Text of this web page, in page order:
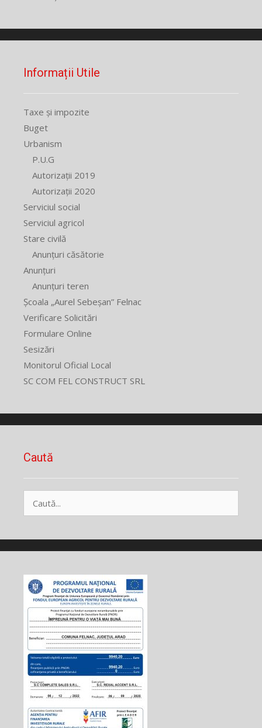
Informații Utile
Taxe și impozite
Buget
Urbanism
P.U.G
Autorizații 2019
Autorizații 2020
Serviciul social
Serviciul agricol
Stare civilă
Anunțuri căsătorie
Anunțuri
Anunțuri teren
Școala „Aurel Sebeșan” Felnac
Verificare Solicitări
Formulare Online
Sesizări
Monitorul Oficial Local
SC COM FEL CONSTRUCT SRL
Caută
după: